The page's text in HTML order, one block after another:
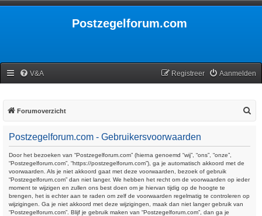
Postzegelforum.com
V&A Aanmelden
Registreer
Forumoverzicht
Postzegelforum.com - Gebruikersvoorwaarden
Door het bezoeken van “Postzegelforum.com” (hierna genoemd “wij”, “ons”, “onze”,
“Postzegelforum.com”, “https://postzegelforum.com”), ga je automatisch akkoord met de
voorwaarden. Als je niet akkoord gaat met deze voorwaarden, bezoek of gebruik
“Postzegelforum.com” dan niet langer. We hebben het recht om de voorwaarden op ieder
moment te wijzigen en zullen ons best doen om je hiervan tijdig op de hoogte te
brengen, het is echter aan te raden om zelf de voorwaarden regelmatig te controleren op
wijzigingen. Ga je niet akkoord met deze wijzigingen, maak dan niet langer gebruik van
“Postzegelforum.com”. Blijf je gebruik maken van “Postzegelforum.com”, dan ga je